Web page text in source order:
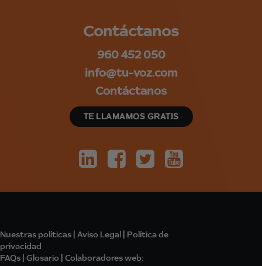
Contáctanos
960 452 050
info@tu-voz.com
Contáctanos
TE LLAMAMOS GRATIS
Nuestras políticas | Aviso Legal | Política de
privacidad
FAQs | Glosario | Colaboradoresweb: